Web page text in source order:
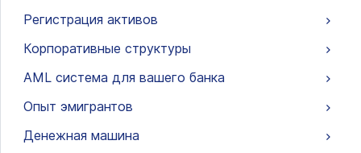
Регистрация активов
Корпоративные структуры
AML система для вашего банка
Опыт эмигрантов
Денежная машина